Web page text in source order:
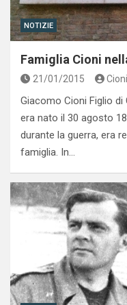
NOTIZIE
Famiglia Cioni
21/01/2015 Cioni
Giacomo Cioni Figlio di
era nato il 30 agosto
durante la guerra, era
famiglia. In…